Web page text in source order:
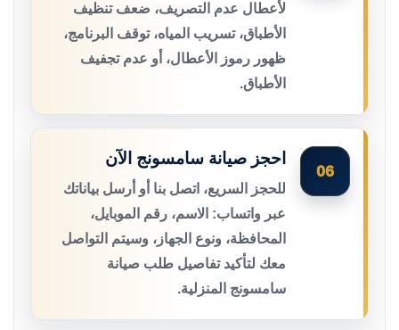
لأعطال عدم التصريف، ضعف تنظيف
الأطباق، تسريب المياه، توقف البرنامج،
ظهور رموز الأعطال، أو عدم تجفيف
الأطباق.
06
احجز صيانة سامسونج الآن
للحجز السريع، اتصل بنا أو أرسل بياناتك
عبر واتساب: الاسم، رقم الموبايل،
المحافظة، ونوع الجهاز، وسيتم التواصل
معك لتأكيد تفاصيل طلب صيانة
سامسونج المنزلية.